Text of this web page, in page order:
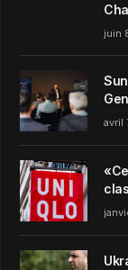
juin
avril